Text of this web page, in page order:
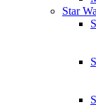
Star